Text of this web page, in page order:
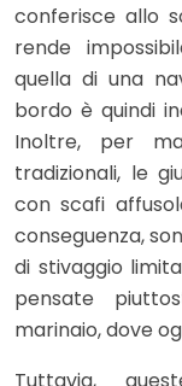
conferisce allo
rende
quella di una
bordo è quindi
Inoltre, per
tradizionali, le
con scafi
conseguenza,
di stivaggio
pensate
marinaio, dove
Tuttavia,